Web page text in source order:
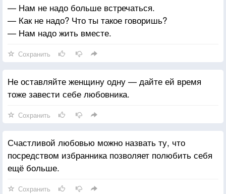
— Нам не надо больше встречаться.
— Как не надо? Что ты такое говоришь?
— Нам надо жить вместе.
Сохранить
Не оставляйте женщину одну — дайте ей время
тоже завести себе любовника.
Сохранить
Счастливой любовью можно назвать ту, что
посредством избранника позволяет полюбить себя
ещё больше.
Сохранить